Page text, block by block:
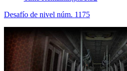
Desafío de nivel núm. 1175